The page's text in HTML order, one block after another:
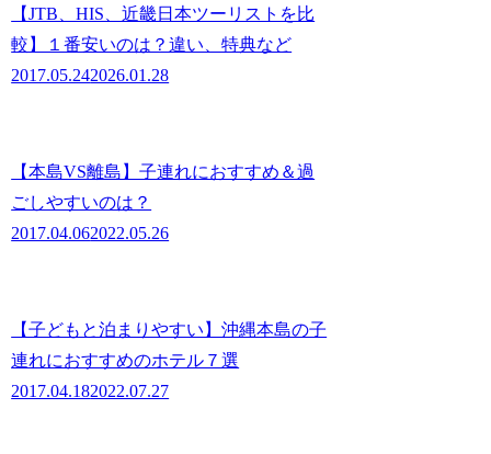
【JTB、HIS、近畿日本ツーリストを比
較】１番安いのは？違い、特典など
2017.05.242026.01.28
【本島VS離島】子連れにおすすめ＆過
ごしやすいのは？
2017.04.062022.05.26
【子どもと泊まりやすい】沖縄本島の子
連れにおすすめのホテル７選
2017.04.182022.07.27